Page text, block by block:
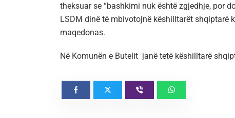
theksuar se “bashkimi nuk është zgjedhje, por
LSDM dinë të mbivotojnë këshilltarët shqiptarë
maqedonas.
Në Komunën e Butelit janë tetë këshilltarë